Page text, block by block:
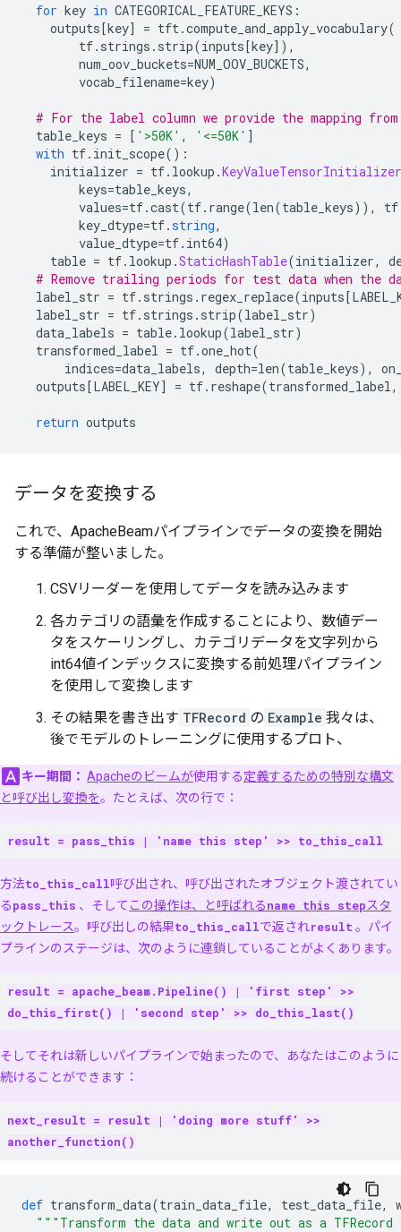
for key in CATEGORICAL_FEATURE_KEYS :
outputs[key] = tft.compute_and_apply_vocabulary(
tf. strings . strip(inputs[key]),
num_oov_buckets=NUM_OOV_BUCKETS,
vocab_filename=key)
# For the label column we provide the mapping
table_keys = [ '>50K' , '<=50K' ]
with tf. init_scope():
initializer = tf. lookup .KeyValueTensorInitializer
keys=table_keys,
values=tf.cast(tf. range(len(table_keys)), tf
key_dtype=tf.string,
value_dtype=tf. int64)
table = tf. lookup .StaticHashTable(initializer,
# Remove trailing periods for test data when the
label_str = tf. strings . regex_replace(inputs[
label_str = tf. strings . strip(label_str)
data_labels = table. lookup(label_str)
transformed_label = tf.one_hot(
indices=data_labels, depth=len(table_keys),
outputs[LABEL_KEY] = tf. reshape(transformed_label,
return outputs
データを変換する
これで、ApacheBeamパイプラインでデータの変換を開始
する準備が整いました。
CSVリーダーを使用してデータを読み込みます
各カテゴリの語彙を作成することにより、数値デー
タをスケーリングし、カテゴリデータを文字列から
int64値インデックスに変換する前処理パイプライン
を使用して変換します
その結果を書き出す TFRecord の Example 我々は、
後でモデルのトレーニングに使用するプロト、
キー期間： Apacheのビームが使用する定義するための特別な構文
と呼び出し変換を。たとえば、次の行で：
result = pass_this | 'name this step' >> to_this_call
方法to_this_call呼び出され、呼び出されたオブジェクト渡されてい
るpass_this 、そして この操作は、と呼ばれるname this stepスタ
ックトレース。呼び出しの結果to_this_callで返されresult 。パイ
プラインのステージは、次のように連鎖していることがよくあります。
result = apache_beam.Pipeline() | 'first step' >>
do_this_first() | 'second step' >> do_this_last()
そしてそれは新しいパイプラインで始まったので、あなたはこのように
続けることができます：
next_result = result | 'doing more stuff' >>
another_function()
def transform_data(train_data_file, test_data_file,
"""Transform the data and write out as a TFRecord